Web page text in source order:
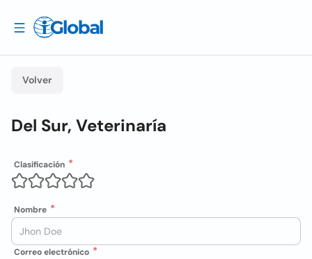
Volver
Del Sur, Veterinaría
Clasificación
Nombre
Correo electrónico